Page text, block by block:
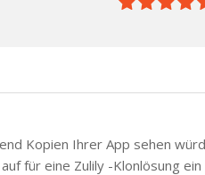
Kopien Ihrer App sehen
für eine Zulily -Klonlösung